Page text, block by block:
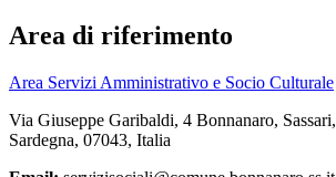
Area di riferimento
Area Servizi Amministrativo e Socio Culturale
Via Giuseppe Garibaldi, 4 Bonnanaro, Sassari,
Sardegna, 07043, Italia